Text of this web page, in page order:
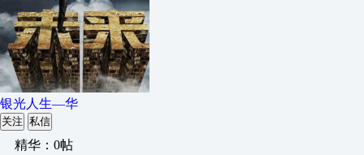
银光人生—华
关注 私信
精华：0帖